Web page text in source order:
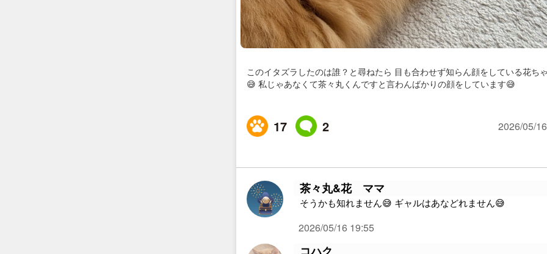
このイタズラしたのは誰？と尋ねたら 目も合わせず知らん顔をしている花ち
😅 私じゃあなくて茶々丸くんですと言わんばかりの顔をしています😅
17 2 2026/05/
茶々丸&花 ママ
そうかも知れません😅 ギャルはあなどれません😅
2026/05/16 19:55